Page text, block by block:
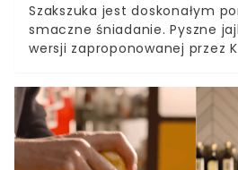
Szakszuka jest doskonałym
smaczne śniadanie. Pyszne
wersji zaproponowanej przez
Zapomnicie o klasycznej